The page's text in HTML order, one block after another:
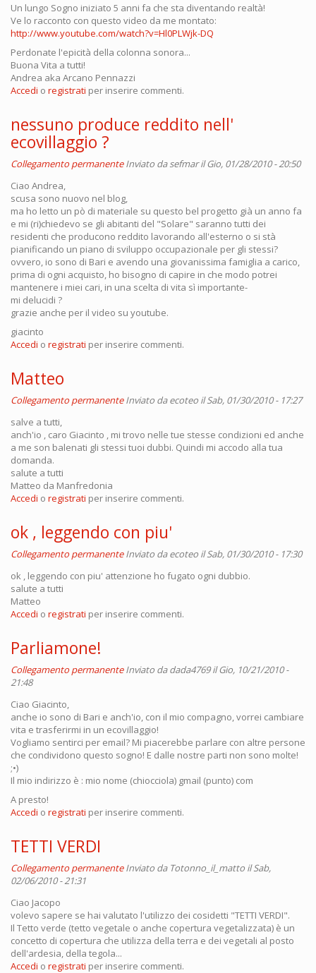
Un lungo Sogno iniziato 5 anni fa che sta diventando realtà!
Ve lo racconto con questo video da me montato:
http://www.youtube.com/watch?v=Hl0PLWjk-DQ
Perdonate l'epicità della colonna sonora...
Buona Vita a tutti!
Andrea aka Arcano Pennazzi
Accedi o registrati per inserire commenti.
nessuno produce reddito nell'
ecovillaggio ?
Collegamento permanente Inviato da sefmaril Gio, 01/28/2010 - 20:50
Ciao Andrea,
scusa sono nuovo nel blog,
ma ho letto un pò di materiale su questo bel progetto già un anno fa
e mi (ri)chiedevo se gli abitanti del "Solare" saranno tutti dei
residenti che producono reddito lavorando all'esterno o si stà
pianificando un piano di sviluppo occupazionale per gli stessi?
ovvero, io sono di Bari e avendo una giovanissima famiglia a carico,
prima di ogni acquisto, ho bisogno di capire in che modo potrei
mantenere i miei cari, in una scelta di vita sì importante-
mi delucidi ?
grazie anche per il video su youtube.
giacinto
Accedi o registrati per inserire commenti.
Matteo
Collegamento permanente Inviato daecoteo il Sab, 01/30/2010 - 17:27
salve a tutti,
anch'io , caro Giacinto , mi trovo nelle tue stesse condizioni ed anche
a me son balenati gli stessi tuoi dubbi. Quindi mi accodo alla tua
domanda.
salute a tutti
Matteo da Manfredonia
Accedi o registrati per inserire commenti.
ok , leggendo con piu'
Collegamento permanente Inviato daecoteo il Sab, 01/30/2010 - 17:30
ok , leggendo con piu' attenzione ho fugato ogni dubbio.
salute a tutti
Matteo
Accedi o registrati per inserire commenti.
Parliamone!
Collegamento permanente Inviato dadada4769il Gio, 10/21/2010 -
21:48
Ciao Giacinto,
anche io sono di Bari e anch'io, con il mio compagno, vorrei cambiare
vita e trasferirmi in un ecovillaggio!
Vogliamo sentirci per email? Mi piacerebbe parlare con altre persone
che condividono questo sogno! E dalle nostre parti non sono molte!
;•)
Il mio indirizzo è : mio nome (chiocciola) gmail (punto) com
A presto!
Accedi o registrati per inserire commenti.
TETTI VERDI
Collegamento permanente Inviato da Totonno_il_matto il Sab,
02/06/2010 - 21:31
Ciao Jacopo
volevo sapere se hai valutato l'utilizzo dei cosidetti "TETTI VERDI".
Il Tetto verde (tetto vegetale o anche copertura vegetalizzata) è un
concetto di copertura che utilizza della terra e dei vegetali al posto
dell'ardesia, della tegola...
Accedi o registrati per inserire commenti.